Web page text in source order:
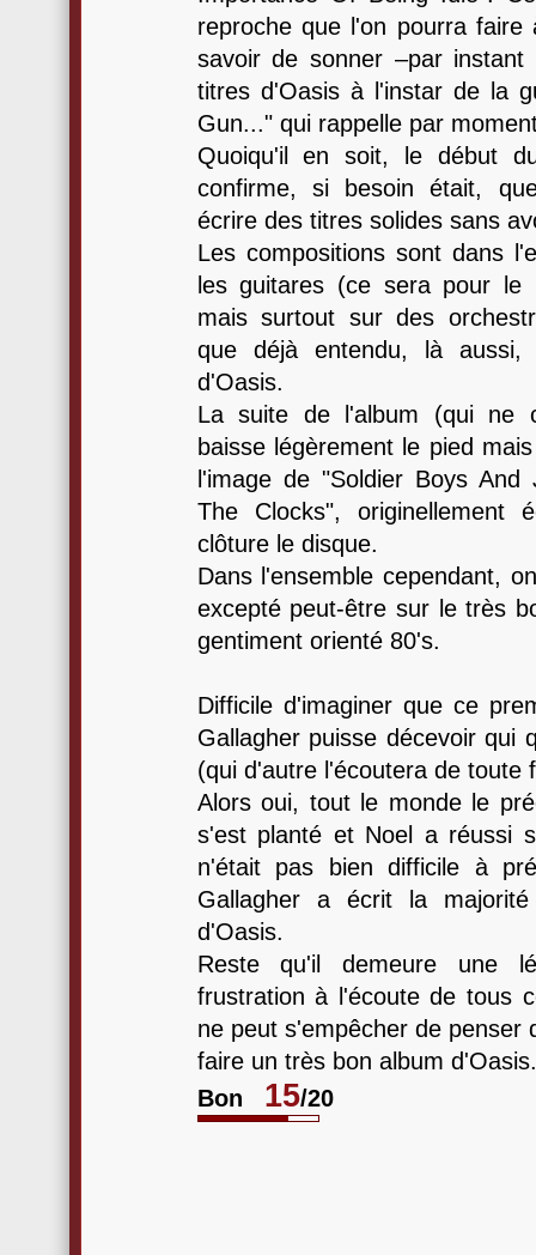
reproche que l'on pourra faire
savoir de sonner –par instant
titres d'Oasis à l'instar de la
Gun..." qui rappelle par
Quoiqu'il en soit, le début
confirme, si besoin était,
écrire des titres solides sans
Les compositions sont dans
les guitares (ce sera pour le
mais surtout sur des
que déjà entendu, là aussi,
d'Oasis.
La suite de l'album (qui ne
baisse légèrement le pied
l'image de "Soldier Boys
The Clocks", originellement
clôture le disque.
Dans l'ensemble cependant,
excepté peut-être sur le très
gentiment orienté 80's.
Difficile d'imaginer que ce
Gallagher puisse décevoir qui
(qui d'autre l'écoutera de toute
Alors oui, tout le monde le
s'est planté et Noel a réussi
n'était pas bien difficile à
Gallagher a écrit la
d'Oasis.
Reste qu'il demeure une
frustration à l'écoute de tous
ne peut s'empêcher de penser
faire un très bon album d'Oasis.
Bon
15/20